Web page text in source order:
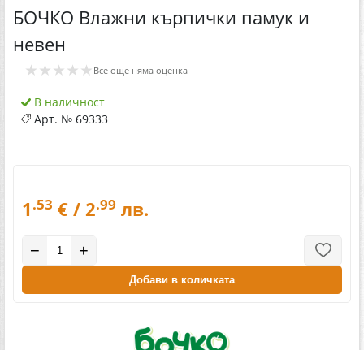
БОЧКО Влажни кърпички памук и
невен
★★★★★ Все още няма оценка
В наличност
Арт. № 69333
1 .53 € / 2.99 лв.
− +
Добави в количката